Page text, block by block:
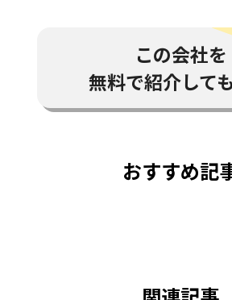
この会社を
無料で紹介して
おすすめ記